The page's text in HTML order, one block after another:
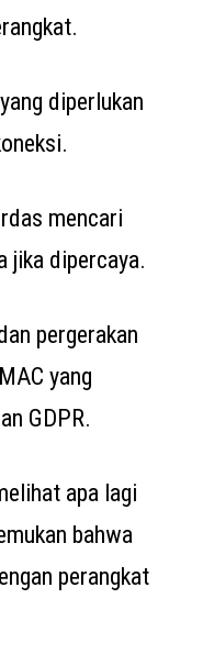
diperlukan
mencari
jika dipercaya.
pergerakan
yang
GDPR.
apa lagi
bahwa
perangkat